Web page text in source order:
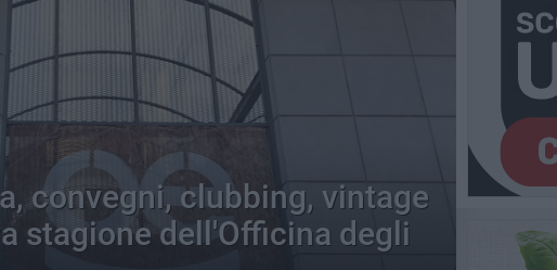
convegni, clubbing, vintage
stagione dell'Officina degli